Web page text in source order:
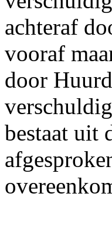
achteraf
vooraf
door
bestaat uit